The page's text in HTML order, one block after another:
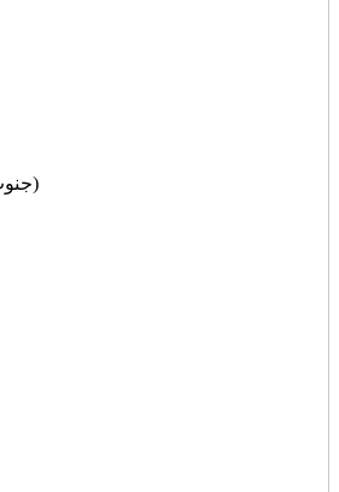
South Sudan (جنوب السودان)